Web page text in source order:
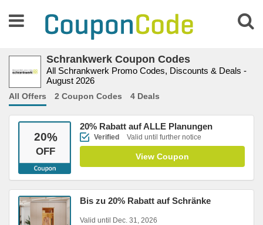
Schrankwerk Coupon Codes
All Schrankwerk Promo Codes, Discounts & Deals -
August 2026
All Offers 2 Coupon Codes 4 Deals
20%
OFF
20% Rabatt auf ALLE Planungen
Verified Valid until further notice
View Coupon
Bis zu 20% Rabatt auf Schränke
Valid until Dec. 31, 2026